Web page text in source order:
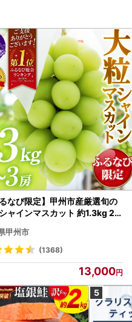
るなび限定】甲州市産厳選旬の
ャインマスカット 約1.3kg 2
Limited-VO シャインマス
フルーツ
甲州市
(1368)
13,000